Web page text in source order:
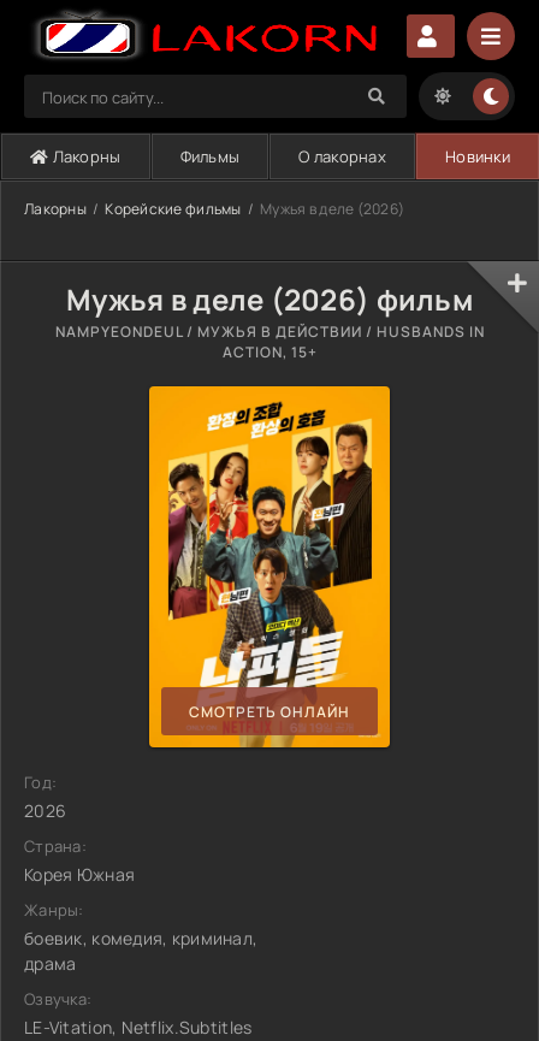
Лакорны Фильмы О лакорнах Новинки
Лакорны Корейские фильмы Мужья в деле (2026)
Мужья в деле (2026) фильм
NAMPYEONDEUL / МУЖЬЯ В ДЕЙСТВИИ / HUSBANDS IN
ACTION, 15+
СМОТРЕТЬ ОНЛАЙН
Год:
2026
Страна:
Корея Южная
Жанры:
боевик, комедия, криминал,
драма
Озвучка:
LE-Vitation, Netflix.Subtitles